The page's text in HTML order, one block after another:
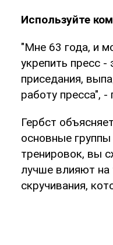
Используйте
"Мне 63 года, и
укрепить пресс
приседания,
работу пресса",
Гербст
основные
тренировок, вы
лучше влияют на
скручивания,